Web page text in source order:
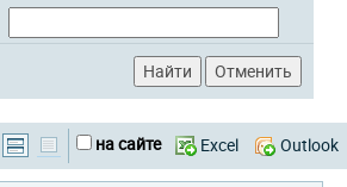
на сайте Excel Outlook